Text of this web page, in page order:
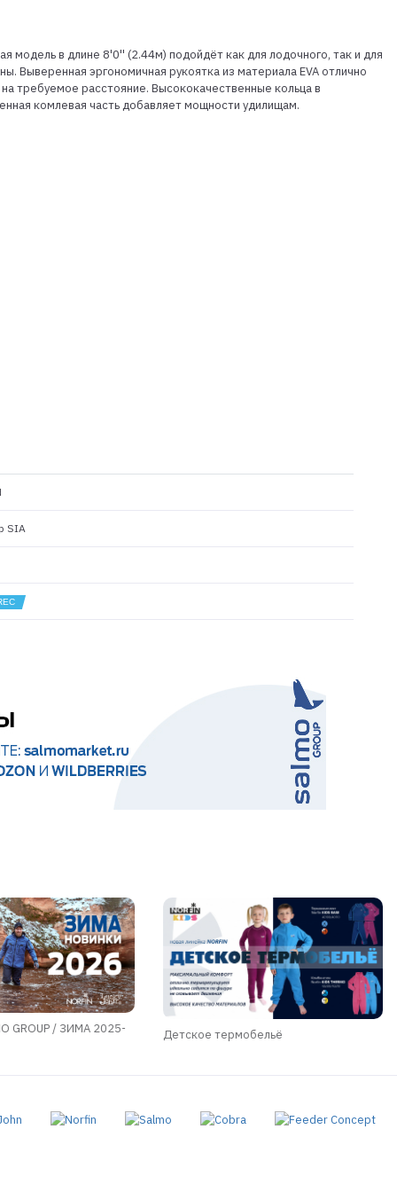
модель в длине 8'0'' (2.44м) подойдёт как для лодочного, так и для
эргономичная рукоятка из материала EVA отлично
требуемое расстояние. Высококачественные кольца в
комлевая часть добавляет мощности удилищам.
SIA
GROUP / ЗИМА 2025-
Детское термобельё